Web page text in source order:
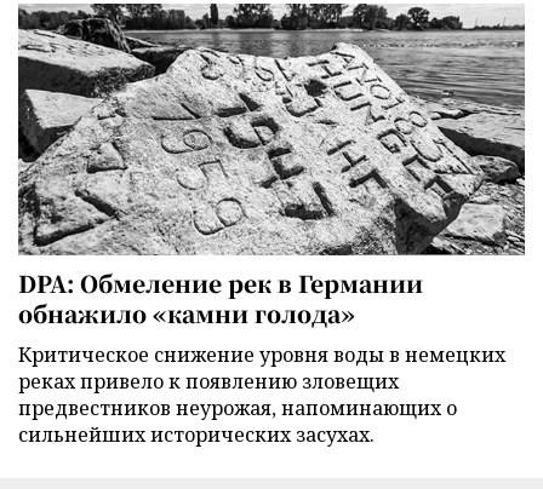
DPA: Обмеление рек в Германии
обнажило «камни голода»
Критическое снижение уровня воды в немецких
реках привело к появлению зловещих
предвестников неурожая, напоминающих о
сильнейших исторических засухах.